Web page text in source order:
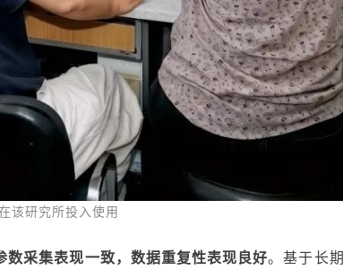
该研究所投入使用
数采集表现一致，数据重复性表现良好。基于长